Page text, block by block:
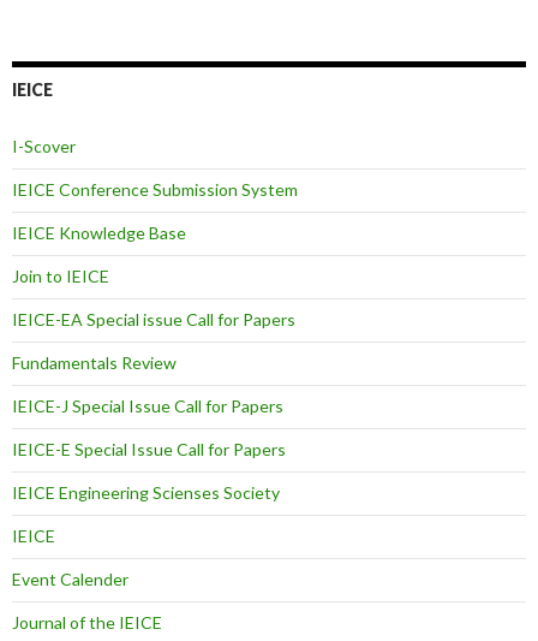
IEICE
I-Scover
IEICE Conference Submission System
IEICE Knowledge Base
Join to IEICE
IEICE-EA Special issue Call for Papers
Fundamentals Review
IEICE-J Special Issue Call for Papers
IEICE-E Special Issue Call for Papers
IEICE Engineering Scienses Society
IEICE
Event Calender
Journal of the IEICE